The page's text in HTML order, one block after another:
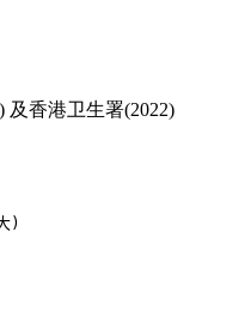
及香港卫生署(2022)
)